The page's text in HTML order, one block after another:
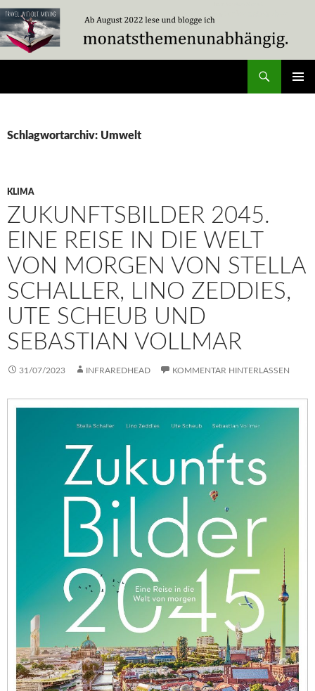
Zum
Inhalt
springen
Schlagwortarchiv: Umwelt
KLIMA
ZUKUNFTSBILDER 2045.
EINE REISE IN DIE WELT
VON MORGEN VON STELLA
SCHALLER, LINO ZEDDIES,
UTE SCHEUB UND
SEBASTIAN VOLLMAR
31/07/2023 INFRAREDHEAD KOMMENTAR HINTERLASSEN